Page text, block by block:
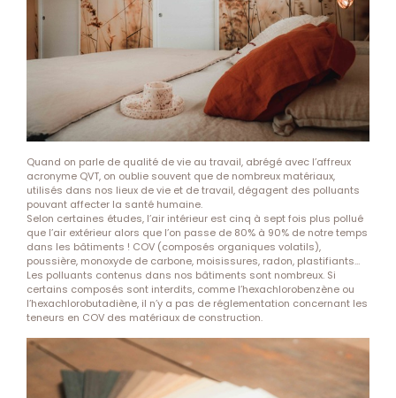
Quand on parle de qualité de vie au travail, abrégé avec l’affreux
acronyme QVT, on oublie souvent que de nombreux matériaux,
utilisés dans nos lieux de vie et de travail, dégagent des polluants
pouvant affecter la santé humaine.
Selon certaines études, l’air intérieur est cinq à sept fois plus pollué
que l’air extérieur alors que l’on passe de 80% à 90% de notre temps
dans les bâtiments ! COV (composés organiques volatils),
poussière, monoxyde de carbone, moisissures, radon, plastifiants…
Les polluants contenus dans nos bâtiments sont nombreux. Si
certains composés sont interdits, comme l’hexachlorobenzène ou
l’hexachlorobutadiène, il n’y a pas de réglementation concernant les
teneurs en COV des matériaux de construction.